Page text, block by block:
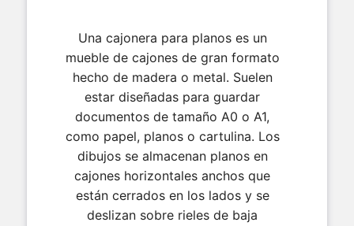
Una cajonera para planos es un
mueble de cajones de gran formato
hecho de madera o metal. Suelen
estar diseñadas para guardar
documentos de tamaño A0 o A1,
como papel, planos o cartulina. Los
dibujos se almacenan planos en
cajones horizontales anchos que
están cerrados en los lados y se
deslizan sobre rieles de baja